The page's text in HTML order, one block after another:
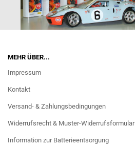
MEHR ÜBER...
Impressum
Kontakt
Versand- & Zahlungsbedingungen
Widerrufsrecht & Muster-Widerrufsformular
Information zur Batterieentsorgung